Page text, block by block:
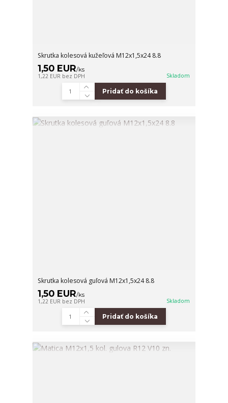
Skrutka kolesová kužeľová M12x1,5x24 8.8
1,50 EUR/ks
1,22 EUR bez DPH Skladom
Pridať do košíka
Skrutka kolesová guľová M12x1,5x24 8.8
1,50 EUR/ks
1,22 EUR bez DPH Skladom
Pridať do košíka